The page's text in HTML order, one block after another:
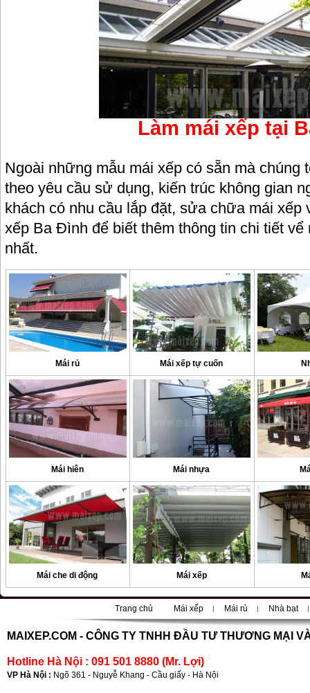
Làm mái xếp tại
Ngoài những mẫu mái xếp có sẵn mà chúng
theo yêu cầu sử dụng, kiến trúc không gian
khách có nhu cầu lắp đặt, sửa chữa mái xếp
xếp Ba Đình để biết thêm thông tin chi tiết
nhất.
Mái rủ Mái xếp tự cuốn
Mái hiên Mái nhựa
Mái che di động Mái xếp
Trang chủ Mái xếp | Mái rủ | Nhà bạt |
MAIXEP.COM - CÔNG TY TNHH ĐẦU TƯ THƯƠNG MẠI
Hotline Hà Nội : 091 501 8880 (Mr. Lợi)
VP Hà Nội : Ngõ 361 - Nguyễ Khang - Cầu giấy - Hà Nội